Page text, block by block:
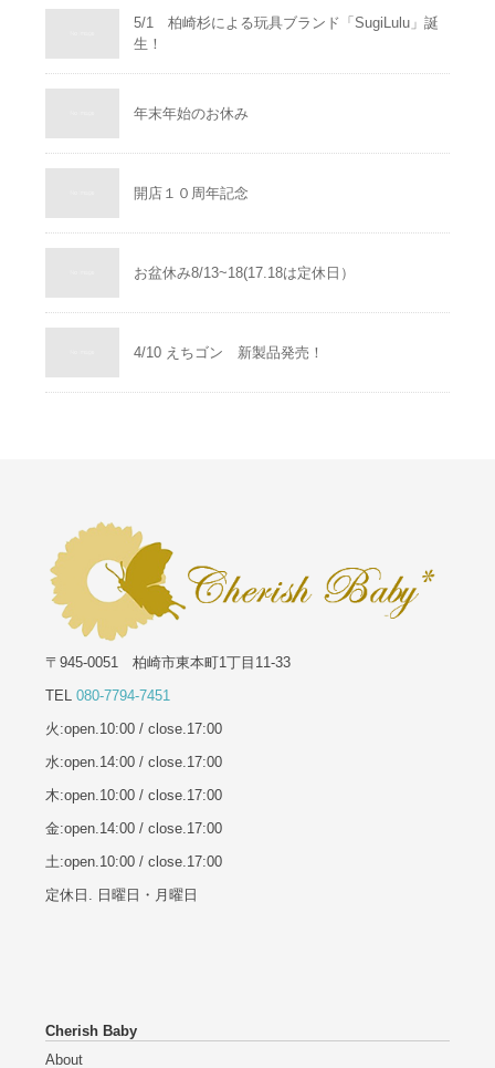
5/1 柏崎杉による玩具ブランド「SugiLulu」誕
生！
年末年始のお休み
開店１０周年記念
お盆休み8/13~18(17.18は定休日）
4/10 えちゴン 新製品発売！
〒945-0051 柏崎市東本町1丁目11-33
TEL 080-7794-7451
火:open.10:00 / close.17:00
水:open.14:00 / close.17:00
木:open.10:00 / close.17:00
金:open.14:00 / close.17:00
土:open.10:00 / close.17:00
定休日. 日曜日・月曜日
Cherish Baby
About